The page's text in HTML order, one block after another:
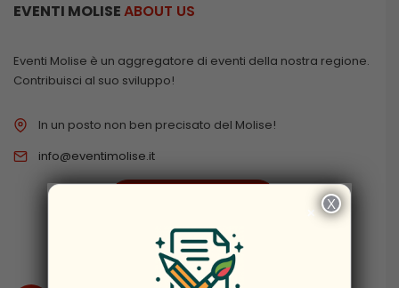
EVENTI MOLISEABOUT US
Eventi Molise è un aggregatore di eventi della nostra regione.
Contribuisci al suo sviluppo!
In un posto non ben precisato del Molise!
info@eventimolise.it
DISCLAIMER
× X